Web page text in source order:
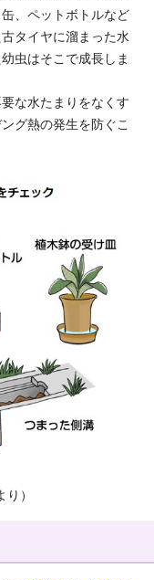
、ペットボトルなど
タイヤに溜まった水
虫はそこで成長しま
な水たまりをなくす
グ熱の発生を防ぐこ
り）